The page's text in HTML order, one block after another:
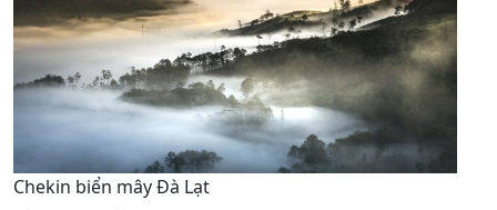
Chekin biển mây Đà Lạt